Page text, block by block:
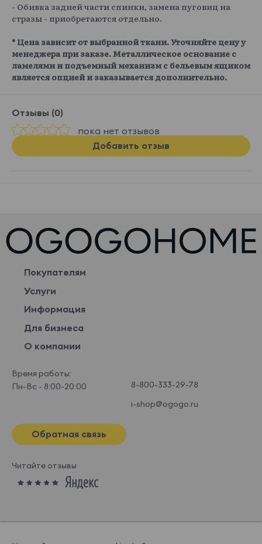
- Обивка задней части спинки, замена пуговиц на
стразы - приобретаются отдельно.
* Цена зависит от выбранной ткани. Уточняйте цену у
менеджера при заказе. Металлическое основание с
ламелями и подъемный механизм с бельевым ящиком
является опцией и заказывается дополнительно.
Отзывы (0)
пока нет отзывов
Добавить отзыв
Покупателям
Услуги
Информация
Для бизнеса
О компании
Время работы:
Пн-Вс - 8:00-20:00
8-800-333-29-78
i-shop@ogogo.ru
Обратная связь
Читайте отзывы